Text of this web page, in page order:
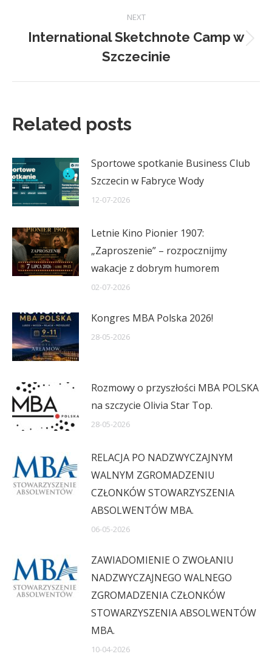
NEXT
Next
post:
International Sketchnote Camp w
Szczecinie
Related posts
Sportowe spotkanie Business Club
Szczecin w Fabryce Wody
12-07-2026
Letnie Kino Pionier 1907:
„Zaproszenie” – rozpocznijmy
wakacje z dobrym humorem
02-07-2026
Kongres MBA Polska 2026!
28-05-2026
Rozmowy o przyszłości MBA POLSKA
na szczycie Olivia Star Top.
28-05-2026
RELACJA PO NADZWYCZAJNYM
WALNYM ZGROMADZENIU
CZŁONKÓW STOWARZYSZENIA
ABSOLWENTÓW MBA.
06-05-2026
ZAWIADOMIENIE O ZWOŁANIU
NADZWYCZAJNEGO WALNEGO
ZGROMADZENIA CZŁONKÓW
STOWARZYSZENIA ABSOLWENTÓW
MBA.
10-04-2026